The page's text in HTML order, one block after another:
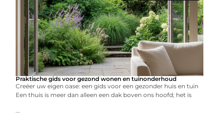
Praktische gids voor gezond wonen en tuinonderhoud
Creëer uw eigen oase: een gids voor een gezonder huis en tuin
Een thuis is meer dan alleen een dak boven ons hoofd; het is
...